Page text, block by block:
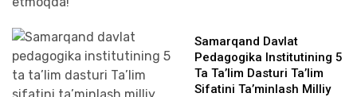
Samarqand Davlat
Pedagogika Institutining 5
Ta Ta’lim Dasturi Ta’lim
Sifatini Ta’minlash Milliy